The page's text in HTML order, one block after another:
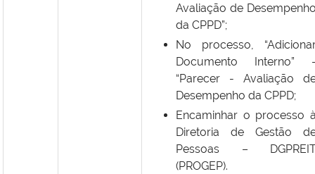
Avaliação de
da CPPD”;
No processo,
Documento Interno”
“Parecer - Avaliação
Desempenho da CPPD;
Encaminhar o processo
Diretoria de Gestão
Pessoas –
(PROGEP).